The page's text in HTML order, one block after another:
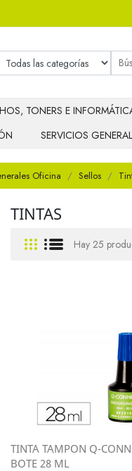
TONERS E
SERVICIOS
Oficina Sellos
TINTAS
Hay 25
TINTA TAMPON Q-
BOTE 28 ML